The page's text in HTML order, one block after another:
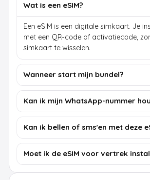
Wat is een eSIM?
Een eSIM is een digitale simkaart. Je
met een QR-code of activatiecode,
simkaart te wisselen.
Wanneer start mijn bundel?
Kan ik mijn WhatsApp-nummer
Kan ik bellen of sms'en met deze
Moet ik de eSIM voor vertrek